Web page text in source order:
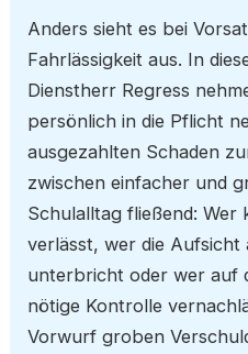
Anders sieht es bei
Fahrlässigkeit aus. In
Dienstherr Regress
persönlich in die Pflicht
ausgezahlten Schaden
zwischen einfacher und
Schulalltag fließend: Wer
verlässt, wer die
unterbricht oder wer auf
nötige Kontrolle
Vorwurf groben